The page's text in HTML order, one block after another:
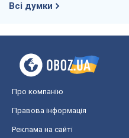
Всі думки
Про компанію
Правова інформація
Реклама на сайті